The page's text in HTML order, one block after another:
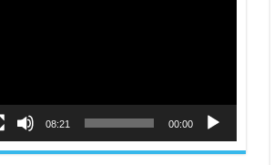
00:00
08:21